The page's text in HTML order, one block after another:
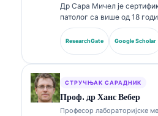
Др Сара Мичел је
патолог са више од 18
лабораторијској медицини
анализи. Поседује
из клиничке хемије и
ResearchGate Google Scholar
СТРУЧЊАК САРАДНИК
Проф. др Ханс Вебер
Професор лабораторијске